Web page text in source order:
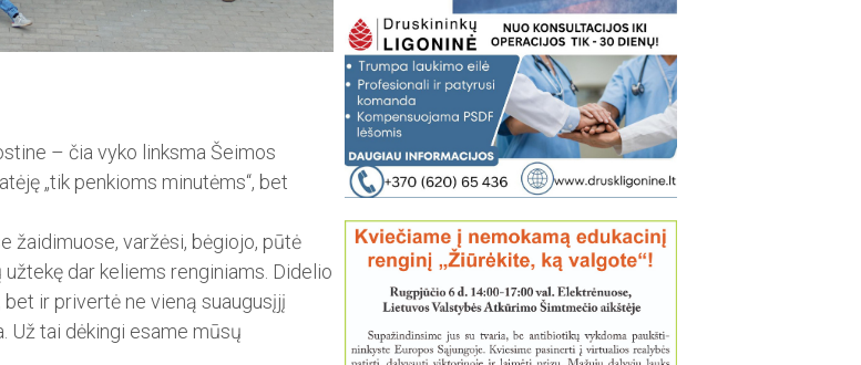
– čia vyko linksma Šeimos
„tik penkioms minutėms“, bet
žaidimuose, varžėsi, bėgiojo, pūtė
dar keliems renginiams. Didelio
ir privertė ne vieną suaugusįjį
Už tai dėkingi esame mūsų